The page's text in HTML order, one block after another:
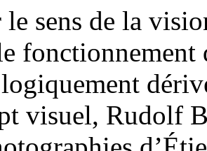
le sens de la
visuel, Rudolf